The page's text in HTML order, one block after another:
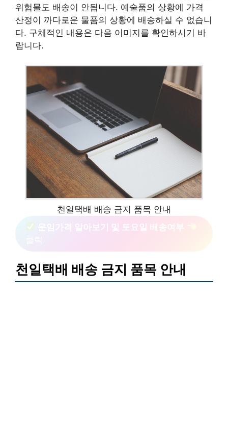
위험물도 배송이 안됩니다. 예술품의 상황에 가격
산정이 까다로운 물품의 상황에 배송하실 수 없습니
다. 구체적인 내용은 다음 이미지를 확인하시기 바
랍니다.
천일택배 배송 금지 품목 안내
운임가격 알아보기 및 토요일 배송여부
천일택배 배송 금지 품목 안내